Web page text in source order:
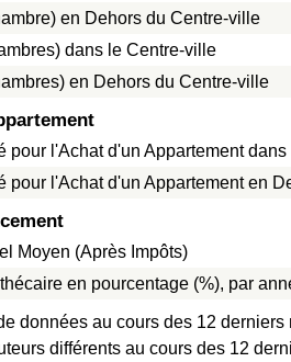
en Dehors du Centre-ville
dans le Centre-ville
en Dehors du Centre-ville
pour l'Achat d'un Appartement
pour l'Achat d'un Appartement en
Moyen (Après Impôts)
en pourcentage (%), par
données au cours des 12 derniers
différents au cours des 12